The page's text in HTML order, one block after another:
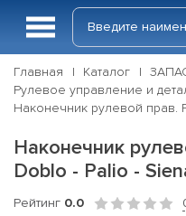
Главная Каталог
Рулевое управление и
Наконечник рулевой прав.
Наконечник
Doblo - Palio -
Рейтинг 0.0